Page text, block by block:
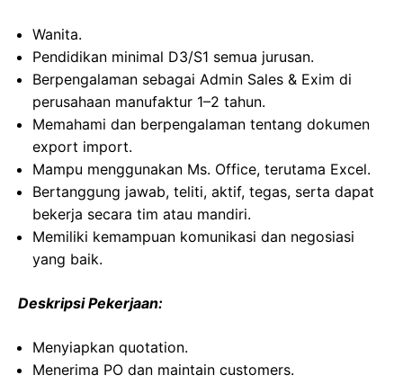
Wanita.
Pendidikan minimal D3/S1 semua jurusan.
Berpengalaman sebagai Admin Sales & Exim di
perusahaan manufaktur 1–2 tahun.
Memahami dan berpengalaman tentang dokumen
export import.
Mampu menggunakan Ms. Office, terutama Excel.
Bertanggung jawab, teliti, aktif, tegas, serta dapat
bekerja secara tim atau mandiri.
Memiliki kemampuan komunikasi dan negosiasi
yang baik.
Deskripsi Pekerjaan:
Menyiapkan quotation.
Menerima PO dan maintain customers.